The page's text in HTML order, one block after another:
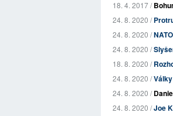
18. 4. 2017 /
24. 8. 2020 /
24. 8. 2020 /
24. 8. 2020 /
18. 8. 2020 /
24. 8. 2020 /
24. 8. 2020 /
24. 8. 2020 /Joe